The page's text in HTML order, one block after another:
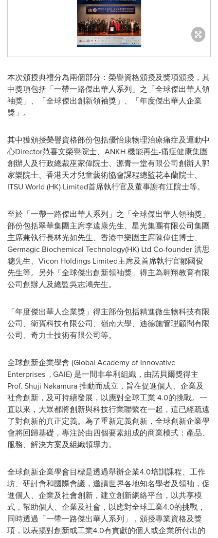
本次頒授典禮分為兩個部分：榮譽資格頒授及獎項頒授，其
中獎項包括「一帶一路傑出華人系列」之「全球傑出華人領
袖獎」、「全球傑出創新領袖獎」、「年度傑出華人企業
獎」。
其中獲頒授榮譽資格部份包括優怡康物理治療痛症及運動中
心Director范喜文榮譽院士、ANKH 機能再生-痛症健康集團
創辦人及行政總裁巫家偉院士、源青一堂有限公司創辦人郭
家樂院士、香港天才兒童藝術協會課程總監花本蘭院士、
ITSU World (HK) Limited首席執行官及董事謝有江院士等。
至於「一帶一路傑出華人系列」之「全球傑出華人領袖獎」
部份包括翠華集團主席李遠康先生、星光集團有限公司集團
主席兼執行長林光如先生、香港中樂團主席陳偉佳博士、
Germagic Biochemical Technology(HK) Ltd Co-founder 洪思
聰先生、Vicon Holdings Limited主席及首席執行官鄒國俊
先生等。 另外「全球傑出創新領袖獎」得主為翱翔教育有限
公司創辦人及總監吳志鴻先生。
「年度傑出華人企業獎」得主部份包括精進微生物科技有限
公司、衛寶科技有限公司、嶺南大學、迪德施管理顧問有限
公司、奇力士技術有限公司等。
全球創新企業學會 (Global Academy of Innovative
Enterprises , GAIE) 是一間非牟利組織 ， 由諾貝爾獎得主
Prof. Shuji Nakamura推動而成立 ， 旨在促進個人、 企業及
社會創新 ， 及可持續發展 ， 以應對全球工業 4.0的挑戰。一
直以來 ， 大眾都將創新與科技行業聯繫在一起 ， 這已經疏遠
了對創新的真正定義。為了重新定義創新，全球創新企業學
會將回歸基礎，專注於由四個要素組成的商業模式：產品、
服務、解決方案及組織領導力。
全球創新企業學會目標是透過舉辦企業4.0培訓課程、 工作
坊、 研討會和國際會議 ， 邀請世界各地知名學者及領袖 ， 促
進個人、 企業及社會創新 ， 建立創新網絡平台 ， 以共享模
式 ， 幫助個人、 企業及社會 ， 以應對全球工業4.0的挑戰 ，
同時透過「一帶一路傑出華人系列」
， 頒授專業資格及獎
項 ， 以表揚對創新或工業4.0有貢獻的個人或企業所付出的